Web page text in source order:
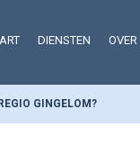
DIENSTEN
GINGELOM?